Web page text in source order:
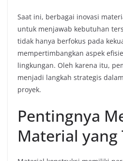
Saat ini, berbagai inovasi
untuk menjawab kebutuhan
tidak hanya berfokus pada
mempertimbangkan aspek
lingkungan. Oleh karena itu,
menjadi langkah strategis
proyek.
Pentingnya
Material yang